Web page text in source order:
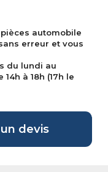
automobile
erreur et vous
du lundi au
à 18h (17h le
devis